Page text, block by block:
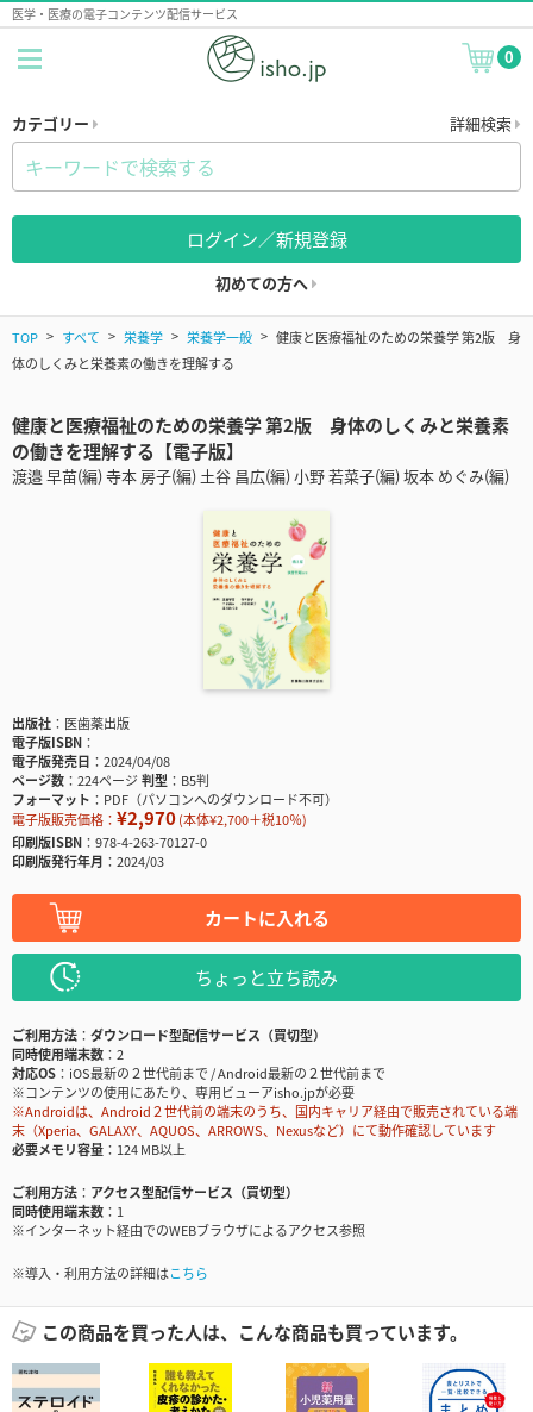
医学・医療の電子コンテンツ配信サービス
0
カテゴリー 詳細検索
ログイン／新規登録
初めての方へ
TOP すべて 栄養学 栄養学一般
健康と医療福祉のための栄養学 第2版 身
体のしくみと栄養素の働きを理解する
健康と医療福祉のための栄養学 第2版 身体のしくみと栄養素
の働きを理解する【電子版】
渡邉 早苗(編) 寺本 房子(編) 土谷 昌広(編) 小野 若菜子(編) 坂本 めぐみ(編)
出版社
医歯薬出版
電子版ISBN
電子版発売日
2024/04/08
ページ数
224ページ判型
B5判
フォーマット
PDF（パソコンへのダウンロード不可）
電子版販売価格： ¥2,970(本体¥2,700＋税10％)
印刷版ISBN
978-4-263-70127-0
印刷版発行年月
2024/03
カートに入れる
ちょっと立ち読み
ご利用方法
ダウンロード型配信サービス（買切型）
同時使用端末数
2
対応OS
iOS最新の２世代前まで / Android最新の２世代前まで
※コンテンツの使用にあたり、専用ビューアisho.jpが必要
※Androidは、Android２世代前の端末のうち、国内キャリア経由で販売されている端
末（Xperia、GALAXY、AQUOS、ARROWS、Nexusなど）にて動作確認しています
必要メモリ容量
124 MB以上
ご利用方法
アクセス型配信サービス（買切型）
同時使用端末数
1
※インターネット経由でのWEBブラウザによるアクセス参照
※導入・利用方法の詳細はこちら
この商品を買った人は、こんな商品も買っています。